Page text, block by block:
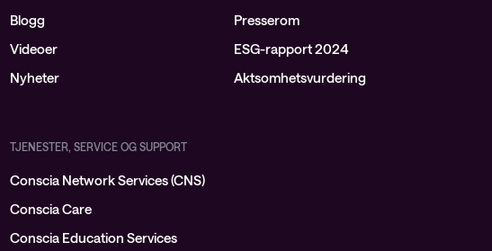
Blogg
Videoer
Nyheter
Presserom
ESG-rapport 2024
Aktsomhetsvurdering
TJENESTER, SERVICE OG SUPPORT
Conscia Network Services (CNS)
Conscia Care
Conscia Education Services